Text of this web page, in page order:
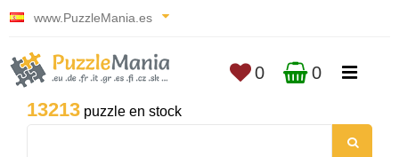
www.PuzzleMania.es
13213 puzzle en stock
0 0